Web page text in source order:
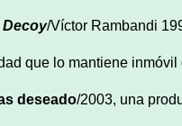
Decoy/Víctor Rambandi
que lo mantiene
deseado/2003, una